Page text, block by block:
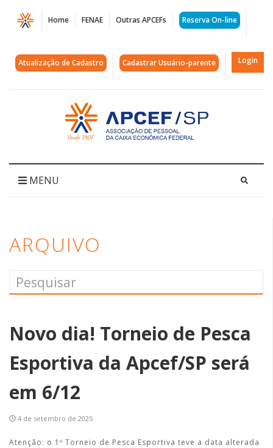
Página
Arquivos
pesca
APCEF/SP
Home FENAE Outras APCEFs Reserva On-line
Atualização de Cadastro Cadastrar Usuário-parente Login
Acessar
página
inicial
MENU
ARQUIVO
Novo dia! Torneio de Pesca
Esportiva da Apcef/SP será
em 6/12
4 de setembro de 2025
Atenção: o 1º Torneio de Pesca Esportiva teve a data alterada